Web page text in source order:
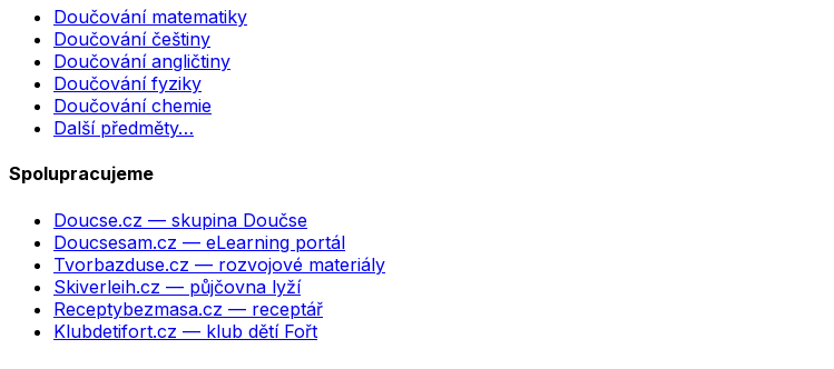
Doučování matematiky
Doučování češtiny
Doučování angličtiny
Doučování fyziky
Doučování chemie
Další předměty…
Spolupracujeme
Doucse.cz — skupina Doučse
Doucsesam.cz — eLearning portál
Tvorbazduse.cz — rozvojové materiály
Skiverleih.cz — půjčovna lyží
Receptybezmasa.cz — receptář
Klubdetifort.cz — klub dětí Fořt